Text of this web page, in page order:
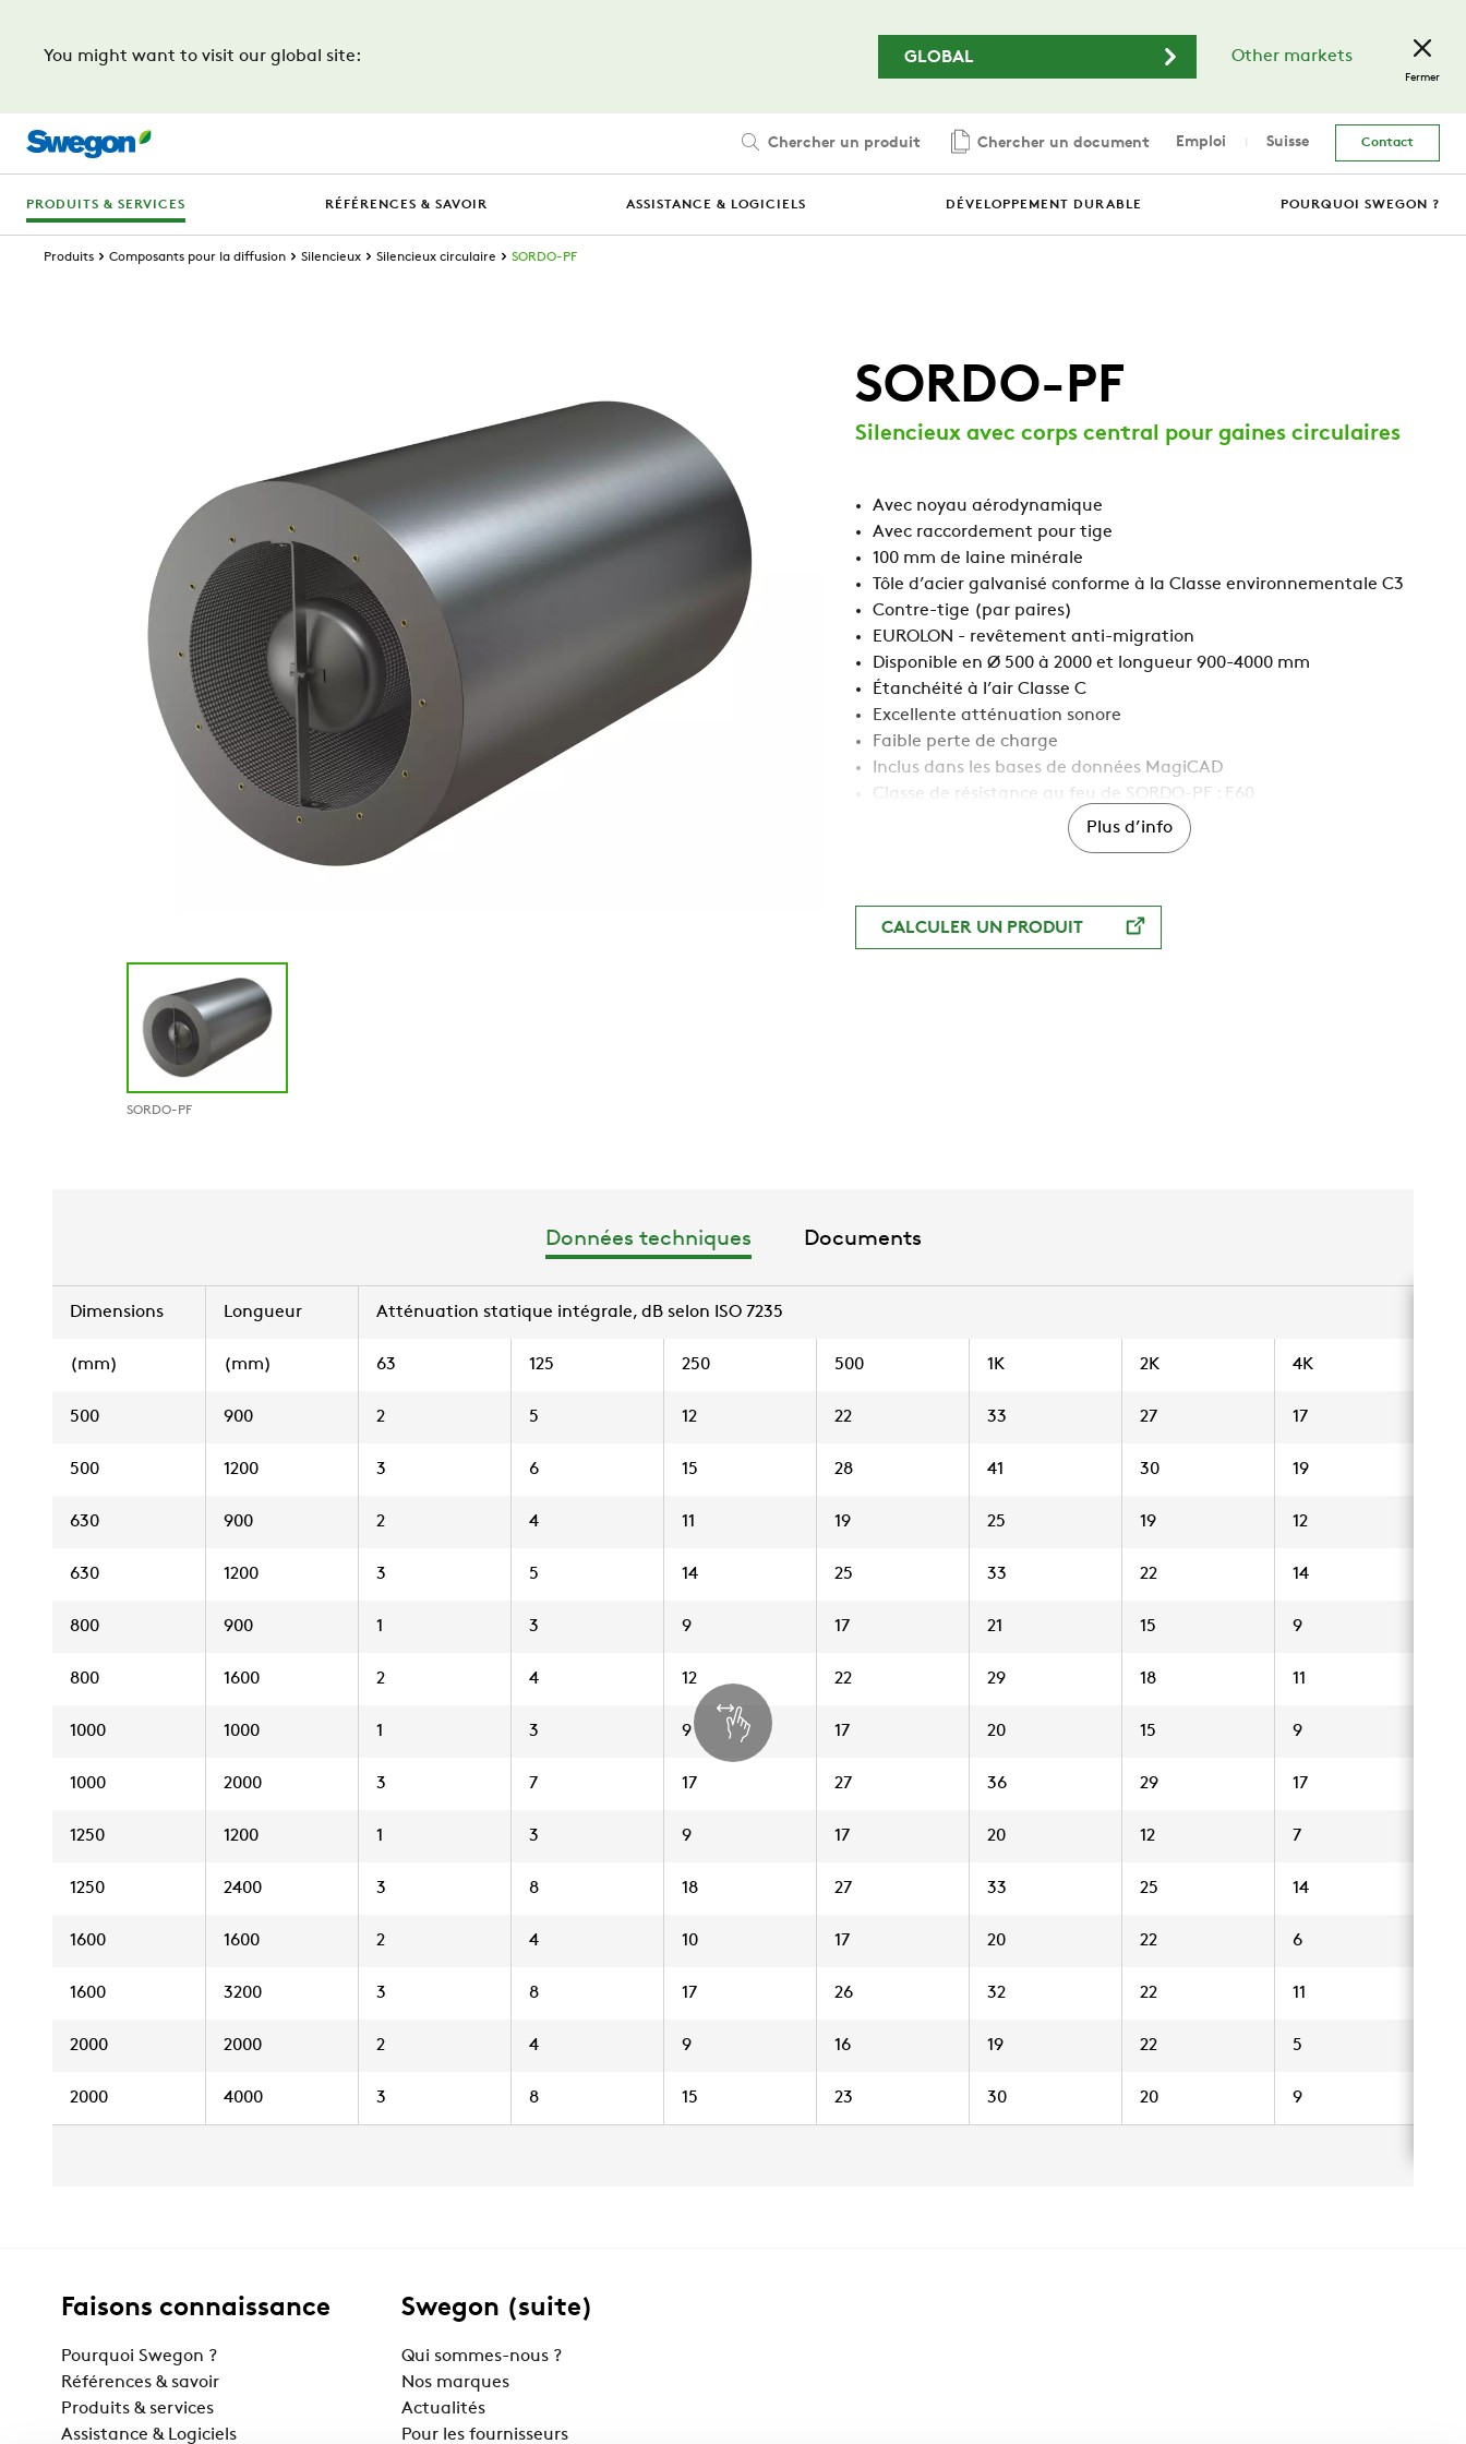
You might want to visit our global site:
GLOBAL Other markets
Fermer
Chercher un produit Chercher un document Emploi Suisse Contact
PRODUITS & SERVICES RÉFÉRENCES & SAVOIR ASSISTANCE & LOGICIELS DÉVELOPPEMENT DURABLE POURQUOI SWEGON ?
Produits Composants pour la diffusion Silencieux Silencieux circulaire SORDO-PF
SORDO-PF
SORDO-PF
Silencieux avec corps central pour gaines circulaires
Avec noyau aérodynamique
Avec raccordement pour tige
100 mm de laine minérale
Tôle d’acier galvanisé conforme à la Classe environnementale C3
Contre-tige (par paires)
EUROLON - revêtement anti-migration
Disponible en Ø 500 à 2000 et longueur 900-4000 mm
Étanchéité à l’air Classe C
Excellente atténuation sonore
Faible perte de charge
Inclus dans les bases de données MagiCAD
Classe de résistance au feu de SORDO-PF : E60
Plus d’info
CALCULER UN PRODUIT
Données techniques Documents
Dimensions Longueur Atténuation statique intégrale, dB selon ISO 7235
(mm) (mm) 63 125 250 500 1K 2K 4K
500 900 2 5 12 22 33 27 17
500 1200 3 6 15 28 41 30 19
630 900 2 4 11 19 25 19 12
630 1200 3 5 14 25 33 22 14
800 900 1 3 9 17 21 15 9
800 1600 2 4 12 22 29 18 11
1000 1000 1 3 9 17 20 15 9
1000 2000 3 7 17 27 36 29 17
1250 1200 1 3 9 17 20 12 7
1250 2400 3 8 18 27 33 25 14
1600 1600 2 4 10 17 20 22 6
1600 3200 3 8 17 26 32 22 11
2000 2000 2 4 9 16 19 22 5
2000 4000 3 8 15 23 30 20 9
Faisons connaissance
Pourquoi Swegon ?
Références & savoir
Produits & services
Assistance & Logiciels
Swegon (suite)
Qui sommes-nous ?
Nos marques
Actualités
Pour les fournisseurs